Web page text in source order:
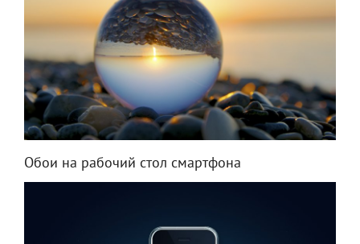
Обои на рабочий стол смартфона